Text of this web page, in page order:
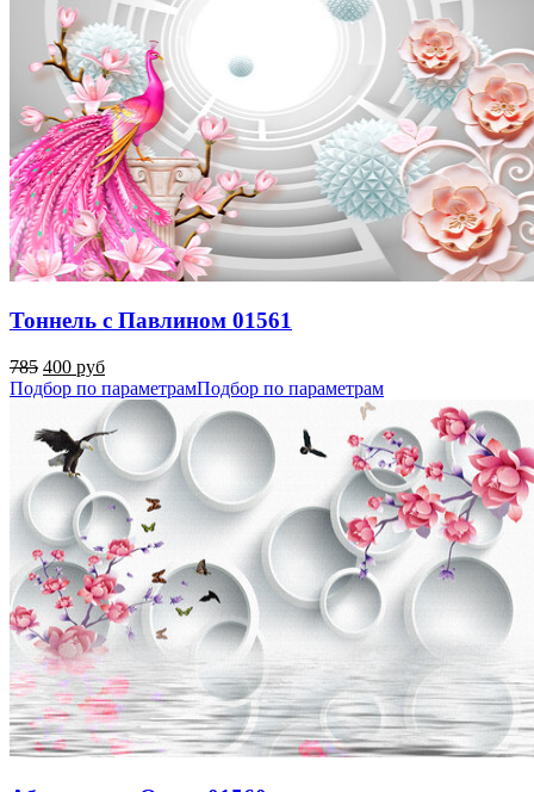
Тоннель с Павлином 01561
785 400 руб
Подбор по параметрамПодбор по параметрам